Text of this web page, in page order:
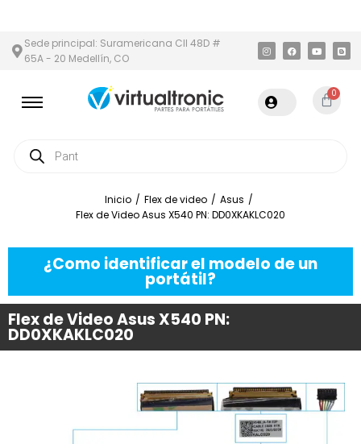
Sede principal: Suramericana Cll 48D #
65A - 20 Medellín, CO
0
Inicio / Flex de video / Asus /
Flex de Video Asus X540 PN: DD0XKAKLC020
¿Como identificar el modelo de un
portátil?
Flex de Video Asus X540 PN:
DD0XKAKLC020